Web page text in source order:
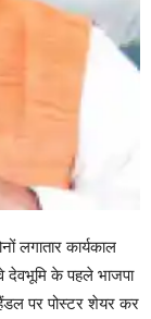
लगातार कार्यकाल
देवभूमि के पहले भाजपा
पर पोस्टर शेयर कर